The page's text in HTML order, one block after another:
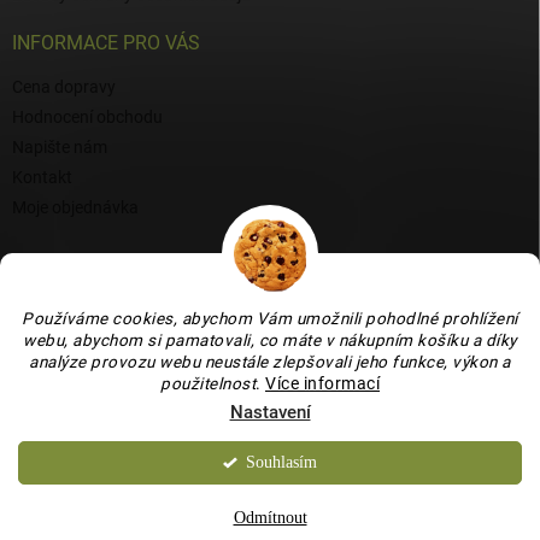
Používáme cookies, abychom Vám umožnili pohodlné prohlížení
webu, abychom si pamatovali, co máte v nákupním košíku a díky
analýze provozu webu neustále zlepšovali jeho funkce, výkon a
použitelnost. Více informací
Nastavení
Odmítnout
Souhlasím
INFORMACE PRO VÁS
Proč si vybrat naši keramiku?
Jak vybrat vánoční venkovní dekoraci: tipy a inspirace
Co dokážou vaječné skořápky v zahradě, květináči i na balkoně
Vytvořil Shoptet
Bydlení je hračka. Všechna práva vyhrazena.
nastavení cookies